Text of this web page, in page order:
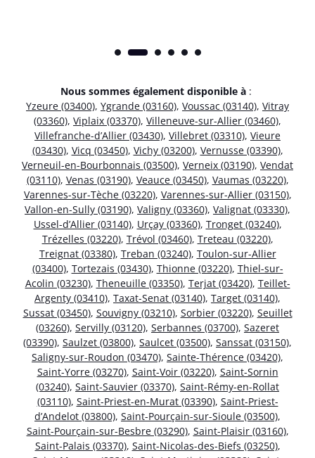
Nous sommes également disponible à :
Yzeure (03400), Ygrande (03160), Voussac (03140), Vitray
(03360), Viplaix (03370), Villeneuve-sur-Allier (03460),
Villefranche-d’Allier (03430), Villebret (03310), Vieure
(03430), Vicq (03450), Vichy (03200), Vernusse (03390),
Verneuil-en-Bourbonnais (03500), Verneix (03190), Vendat
(03110), Venas (03190), Veauce (03450), Vaumas (03220),
Varennes-sur-Tèche (03220), Varennes-sur-Allier (03150),
Vallon-en-Sully (03190), Valigny (03360), Valignat (03330),
Ussel-d’Allier (03140), Urçay (03360), Tronget (03240),
Trézelles (03220), Trévol (03460), Treteau (03220),
Treignat (03380), Treban (03240), Toulon-sur-Allier
(03400), Tortezais (03430), Thionne (03220), Thiel-sur-
Acolin (03230), Theneuille (03350), Terjat (03420), Teillet-
Argenty (03410), Taxat-Senat (03140), Target (03140),
Sussat (03450), Souvigny (03210), Sorbier (03220), Seuillet
(03260), Servilly (03120), Serbannes (03700), Sazeret
(03390), Saulzet (03800), Saulcet (03500), Sanssat (03150),
Saligny-sur-Roudon (03470), Sainte-Thérence (03420),
Saint-Yorre (03270), Saint-Voir (03220), Saint-Sornin
(03240), Saint-Sauvier (03370), Saint-Rémy-en-Rollat
(03110), Saint-Priest-en-Murat (03390), Saint-Priest-
d’Andelot (03800), Saint-Pourçain-sur-Sioule (03500),
Saint-Pourçain-sur-Besbre (03290), Saint-Plaisir (03160),
Saint-Palais (03370), Saint-Nicolas-des-Biefs (03250),